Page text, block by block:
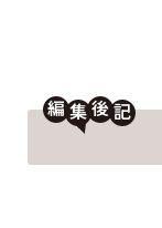
編 後